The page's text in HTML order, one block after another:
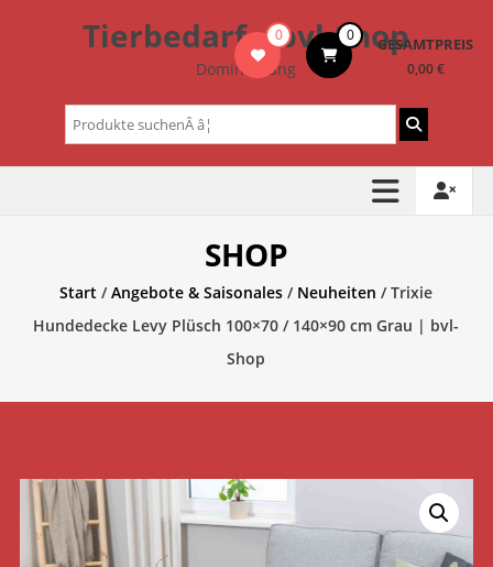
Tierbedarf – bvl-Shop
Dominik Lang
0 0 GESAMTPREIS
0,00 €
Suchen
nach:
SHOP
Start /Angebote & Saisonales / Neuheiten / Trixie
Hundedecke Levy Plüsch 100×70 / 140×90 cm Grau | bvl-
Shop